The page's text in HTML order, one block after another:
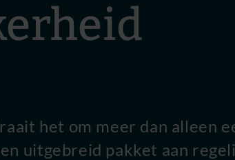
het om meer dan alleen
uitgebreid pakket aan